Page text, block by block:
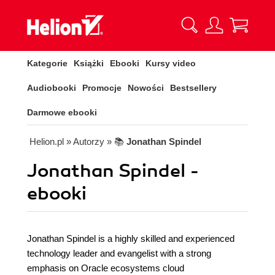
Kategorie Książki Ebooki Kursy video
Audiobooki Promocje Nowości Bestsellery
Darmowe ebooki
Helion.pl » Autorzy » 📚 Jonathan Spindel
Jonathan Spindel -
ebooki
Jonathan Spindel is a highly skilled and experienced
technology leader and evangelist with a strong
emphasis on Oracle ecosystems cloud